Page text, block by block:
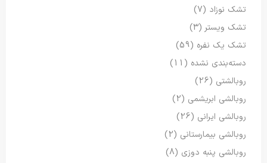
تشک نوزاد (7)
تشک ویستر (3)
تشک یک نفره (59)
دسته‌بندی نشده (11)
روبالشتی (26)
روبالشی ابریشمی (2)
روبالشی ایرانی (26)
روبالشی بیمارستانی (2)
روبالشی پنبه دوزی (8)